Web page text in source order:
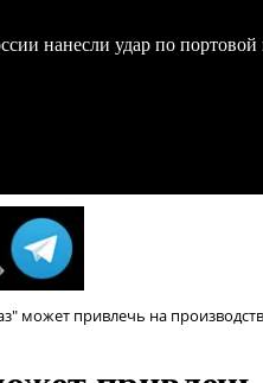
нанесли удар по
может привлечь на